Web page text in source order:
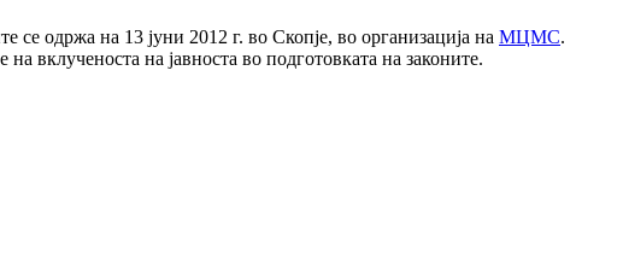
се одржа на 13 јуни 2012 г. во Скопје, во организација на МЦМС.
вклученоста на јавноста во подготовката на законите.